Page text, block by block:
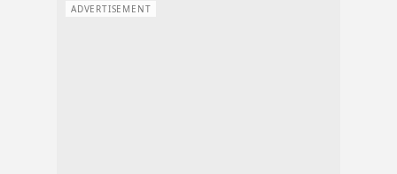
ADVERTISEMENT